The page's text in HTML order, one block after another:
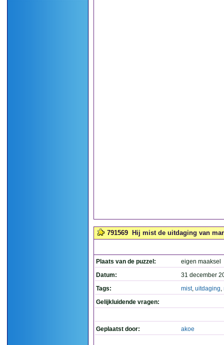
791569 Hij mist de uitdaging van
Plaats van de puzzel:
eigen maaksel
Datum:
31 december
Tags:
mist, uitdaging,
Gelijkluidende vragen:
Geplaatst door: akoe